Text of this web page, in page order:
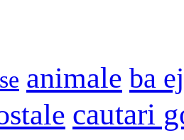
animale ba
cautari